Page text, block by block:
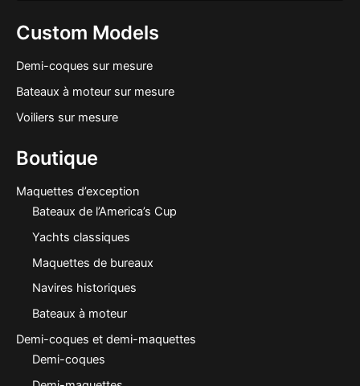
Custom Models
Demi-coques sur mesure
Bateaux à moteur sur mesure
Voiliers sur mesure
Boutique
Maquettes d’exception
Bateaux de l’America’s Cup
Yachts classiques
Maquettes de bureaux
Navires historiques
Bateaux à moteur
Demi-coques et demi-maquettes
Demi-coques